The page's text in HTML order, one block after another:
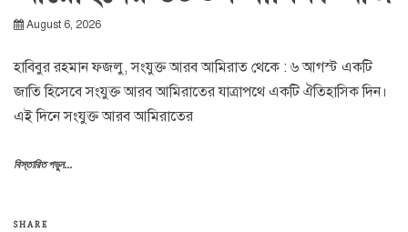
August 6, 2026
হাবিবুর রহমান ফজলু, সংযুক্ত আরব আমিরাত থেকে : ৬ আগস্ট একটি
জাতি হিসেবে সংযুক্ত আরব আমিরাতের যাত্রাপথে একটি ঐতিহাসিক দিন।
এই দিনে সংযুক্ত আরব আমিরাতের
বিস্তারিত পড়ুন...
SHARE